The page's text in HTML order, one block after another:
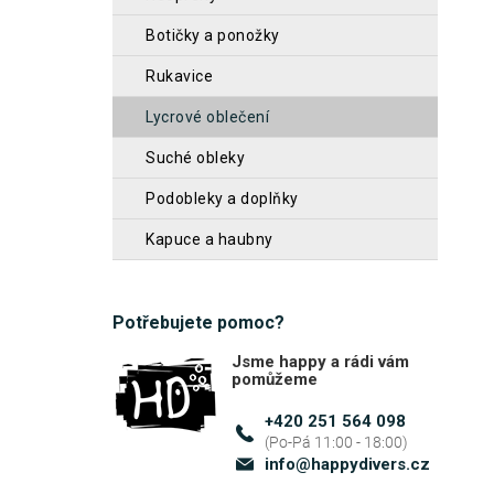
í
p
l
botičky a ponožky
rukavice
lycrové oblečení
suché obleky
podobleky a doplňky
kapuce a haubny
Potřebujete pomoc?
Jsme happy a rádi vám
pomůžeme
+420 251 564 098
info@ happydivers.cz